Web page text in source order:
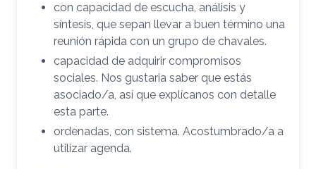
con capacidad de escucha, análisis y
síntesis, que sepan llevar a buen término una
reunión rápida con un grupo de chavales.
capacidad de adquirir compromisos
sociales. Nos gustaria saber que estás
asociado/a, así que explícanos con detalle
esta parte.
ordenadas, con sistema. Acostumbrado/a a
utilizar agenda.